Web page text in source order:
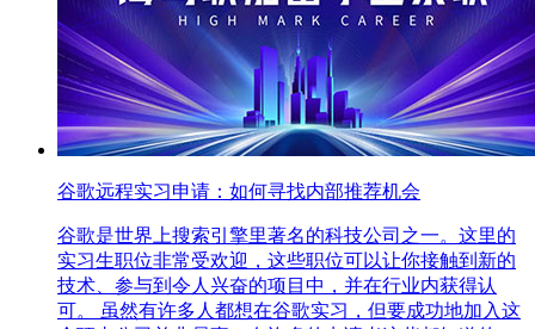
谷歌远程实习申请：如何寻找内部推荐机会
谷歌是世界上搜索引擎里著名的科技公司之一。这里的
实习生职位非常受欢迎，这些职位可以让你接触到新的
技术、参与到令人兴奋的项目中，并在行业内获得认
可。 虽然有许多人都想在谷歌实习，但要成功地加入这